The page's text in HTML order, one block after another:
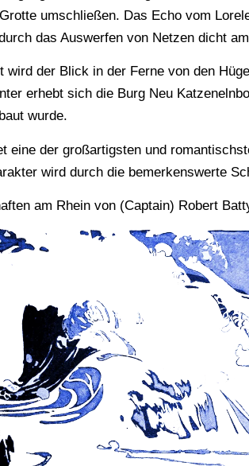
umschließen. Das Echo vom
das Auswerfen von Netzen dicht
wird der Blick in der Ferne von den
erhebt sich die Burg Neu
wurde.
eine der großartigsten und
wird durch die bemerkenswerte
am Rhein von (Captain) Robert
Art.